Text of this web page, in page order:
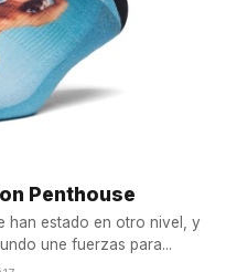
Penthouse
han estado en otro nivel, y
une fuerzas para...